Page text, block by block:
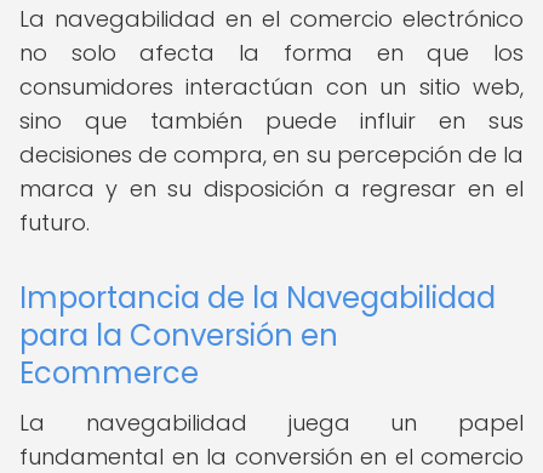
La navegabilidad en el comercio electrónico
no solo afecta la forma en que los
consumidores interactúan con un sitio web,
sino que también puede influir en sus
decisiones de compra, en su percepción de la
marca y en su disposición a regresar en el
futuro.
Importancia de la Navegabilidad
para la Conversión en
Ecommerce
La navegabilidad juega un papel
fundamental en la conversión en el comercio